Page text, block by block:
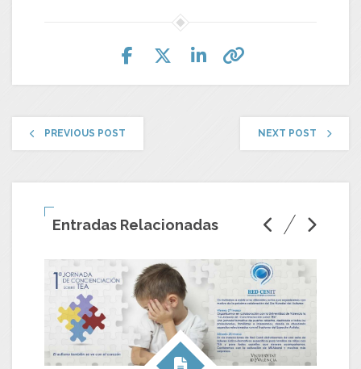
PREVIOUS POST NEXT POST
Entradas Relacionadas